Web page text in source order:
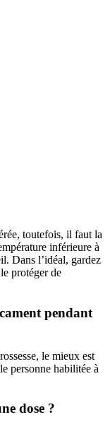
toutefois, il faut la
inférieure à
Dans l’idéal, gardez
protéger de
pendant
le mieux est
personne habilitée à
dose ?